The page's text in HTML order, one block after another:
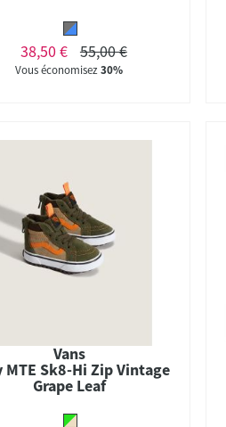
38,50 € 55,00 €
Vous économisez30%
Vans
MTE Sk8-Hi Zip Vintage
Grape Leaf